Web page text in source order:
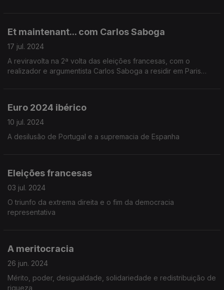
Et maintenant... com Carlos Saboga
17 jul. 2024
A reviravolta na 2ª volta das eleições francesas, com o
realizador e argumentista Carlos Saboga a residir em Paris
Euro 2024 ibérico
10 jul. 2024
A desilusão de Portugal e a supremacia de Espanha
Eleições francesas
03 jul. 2024
O triunfo da extrema direita e o fim da democracia
representativa
A meritocracia
26 jun. 2024
Mérito, poder, desigualdade, solidariedade e redistribuição de
riqueza